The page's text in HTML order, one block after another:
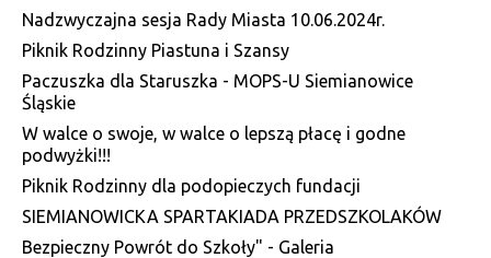
Nadzwyczajna sesja Rady Miasta 10.06.2024r.
Piknik Rodzinny Piastuna i Szansy
Paczuszka dla Staruszka - MOPS-U Siemianowice
Śląskie
W walce o swoje, w walce o lepszą płacę i godne
podwyżki!!!
Piknik Rodzinny dla podopieczych fundacji
SIEMIANOWICKA SPARTAKIADA PRZEDSZKOLAKÓW
Bezpieczny Powrót do Szkoły" - Galeria